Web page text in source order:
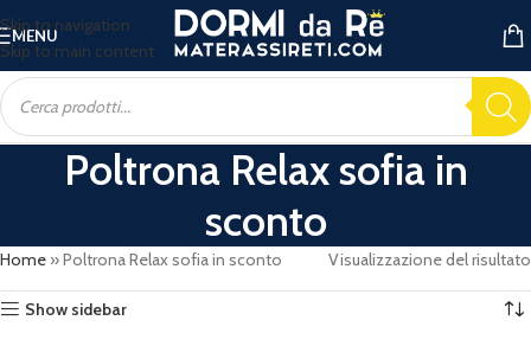
Skip to navigation
Skip to main content
MENU
Poltrona Relax sofia in
sconto
Home »Poltrona Relax sofia in sconto Visualizzazione del risultato
Show sidebar